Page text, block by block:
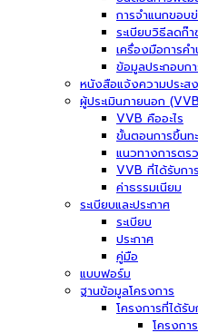
การจำแนกขอบ
ระเบียบวิธีลดก๊า
เครื่องมือการ
ข้อมูลประกอบก
หนังสือแจ้งความประ
ผู้ประเมินภายนอก
VVB คืออะไร
ขั้นตอนการขึ้นท
แนวทางการตร
VVB ที่ได้รับกา
ค่าธรรมเนียม
ระเบียบและประกาศ
ระเบียบ
ประกาศ
คู่มือ
แบบฟอร์ม
ฐานข้อมูลโครงการ
โครงการที่ได้รับ
โครงกา